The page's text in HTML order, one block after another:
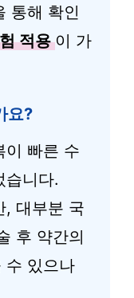
통해 확인
적용 이 가
요?
이 빠른 수
습니다.
, 대부분 국
후 약간의
수 있으나